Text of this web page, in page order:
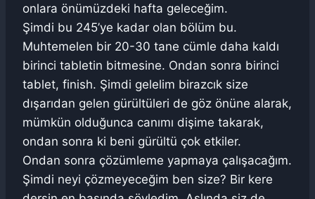
onlara önümüzdeki hafta geleceğim.
Şimdi bu 245’ye kadar olan bölüm bu.
Muhtemelen bir 20-30 tane cümle daha kaldı
birinci tabletin bitmesine. Ondan sonra birinci
tablet, finish. Şimdi gelelim birazcık size
dışarıdan gelen gürültüleri de göz önüne alarak,
mümkün olduğunca canımı dişime takarak,
ondan sonra ki beni gürültü çok etkiler.
Ondan sonra çözümleme yapmaya çalışacağım.
Şimdi neyi çözmeyeceğim ben size? Bir kere